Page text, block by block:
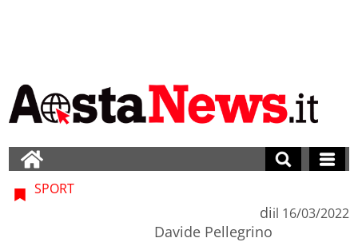
SPORT
di
Davide Pellegrino
il 16/03/2022